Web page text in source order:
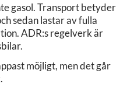
gasol. Transport betyder
sedan lastar av fulla
ADR:s regelverk är
möjligt, men det går